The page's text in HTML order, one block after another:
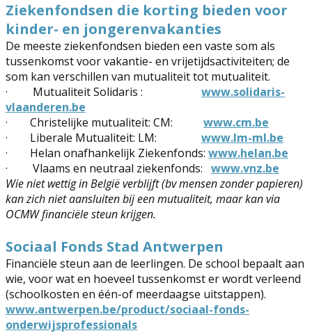
Ziekenfondsen die korting bieden voor
kinder- en jongerenvakanties
De meeste ziekenfondsen bieden een vaste som als
tussenkomst voor vakantie- en vrijetijdsactiviteiten; de
som kan verschillen van mutualiteit tot mutualiteit.
· Mutualiteit Solidaris : www.solidaris-
vlaanderen.be
· Christelijke mutualiteit: CM: www.cm.be
· Liberale Mutualiteit: LM: www.lm-ml.be
· Helan onafhankelijk Ziekenfonds: www.helan.be
· Vlaams en neutraal ziekenfonds: www.vnz.be
Wie niet wettig in België verblijft (bv mensen zonder papieren)
kan zich niet aansluiten bij een mutualiteit, maar kan via
OCMW financiële steun krijgen.
Sociaal Fonds Stad Antwerpen
Financiële steun aan de leerlingen. ​De school bepaalt aan
wie, voor wat en hoeveel tussenkomst er wordt verleend
(schoolkosten en één-of meerdaagse uitstappen).
www.antwerpen.be/product/sociaal-fonds-
onderwijsprofessionals